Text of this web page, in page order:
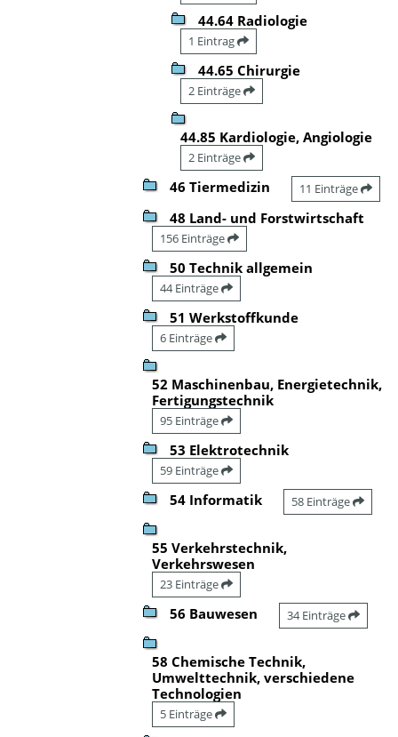
44.64 Radiologie
1 Eintrag
44.65 Chirurgie
2 Einträge
44.85 Kardiologie, Angiologie
2 Einträge
46 Tiermedizin 11 Einträge
48 Land- und Forstwirtschaft
156 Einträge
50 Technik allgemein
44 Einträge
51 Werkstoffkunde
6 Einträge
52 Maschinenbau, Energietechnik,
Fertigungstechnik
95 Einträge
53 Elektrotechnik
59 Einträge
54 Informatik 58 Einträge
55 Verkehrstechnik,
Verkehrswesen
23 Einträge
56 Bauwesen 34 Einträge
58 Chemische Technik,
Umwelttechnik, verschiedene
Technologien
5 Einträge